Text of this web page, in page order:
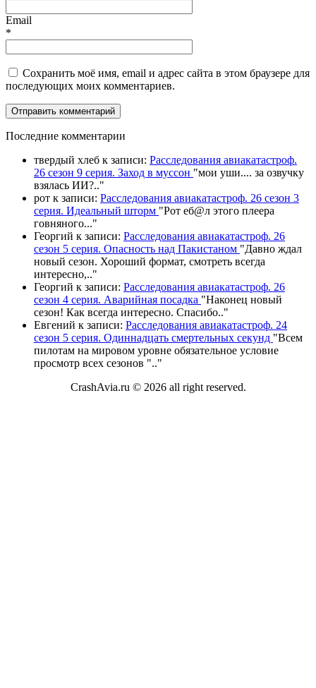
Email
*
Сохранить моё имя, email и адрес сайта в этом браузере для
последующих моих комментариев.
Последние комментарии
твердый хлеб к записи: Расследования авиакатастроф.
26 сезон 9 серия. Заход в муссон "мои уши.... за озвучку
взялась ИИ?.."
рот к записи: Расследования авиакатастроф. 26 сезон 3
серия. Идеальный шторм "Рот еб@л этого плеера
говняного..."
Георгий к записи: Расследования авиакатастроф. 26
сезон 5 серия. Опасность над Пакистаном "Давно ждал
новый сезон. Хороший формат, смотреть всегда
интересно,.."
Георгий к записи: Расследования авиакатастроф. 26
сезон 4 серия. Аварийная посадка "Наконец новый
сезон! Как всегда интересно. Спасибо.."
Евгений к записи: Расследования авиакатастроф. 24
сезон 5 серия. Одиннадцать смертельных секунд "Всем
пилотам на мировом уровне обязательное условие
просмотр всех сезонов ".."
CrashAvia.ru © 2026 all right reserved.